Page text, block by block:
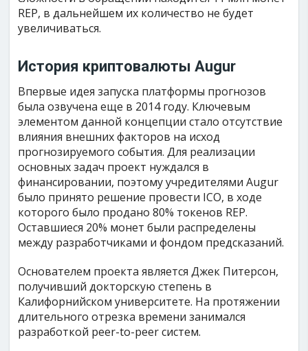
REP, в дальнейшем их количество не будет
увеличиваться.
История криптовалюты Augur
Впервые идея запуска платформы прогнозов
была озвучена еще в 2014 году. Ключевым
элементом данной концепции стало отсутствие
влияния внешних факторов на исход
прогнозируемого события. Для реализации
основных задач проект нуждался в
финансировании, поэтому учредителями Augur
было принято решение провести ICO, в ходе
которого было продано 80% токенов REP.
Оставшиеся 20% монет были распределены
между разработчиками и фондом предсказаний.
Основателем проекта является Джек Питерсон,
получивший докторскую степень в
Калифорнийском университете. На протяжении
длительного отрезка времени занимался
разработкой peer-to-peer систем.